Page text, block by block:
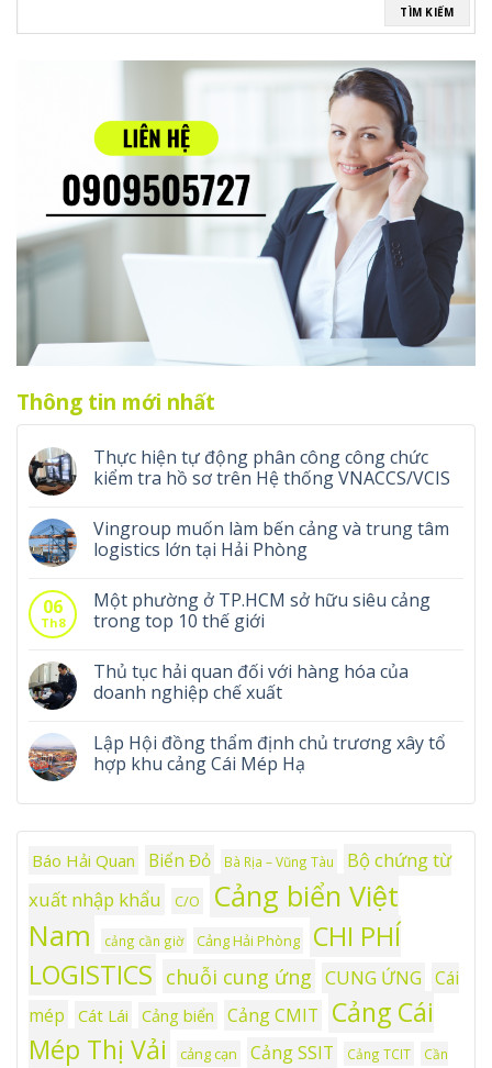
TÌM KIẾM
Thông tin mới nhất
Thực hiện tự động phân công công chức
kiểm tra hồ sơ trên Hệ thống VNACCS/VCIS
Vingroup muốn làm bến cảng và trung tâm
logistics lớn tại Hải Phòng
06
Th8
Một phường ở TP.HCM sở hữu siêu cảng
trong top 10 thế giới
Thủ tục hải quan đối với hàng hóa của
doanh nghiệp chế xuất
Lập Hội đồng thẩm định chủ trương xây tổ
hợp khu cảng Cái Mép Hạ
Báo Hải Quan Biển Đỏ Bà Rịa – Vũng Tàu
Bộ chứng từ
xuất nhập khẩu
C/O
Cảng biển Việt
Nam
cảng cần giờ Cảng Hải Phòng
CHI PHÍ
LOGISTICS chuỗi cung ứng CUNG ỨNG Cái
mép
Cát Lái Cảng biển Cảng CMIT
Cảng Cái
Mép Thị Vải
cảng cạn Cảng SSIT Cảng TCIT Cần